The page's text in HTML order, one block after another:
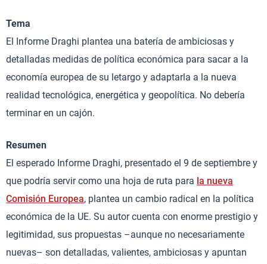
Tema
El Informe Draghi plantea una batería de ambiciosas y
detalladas medidas de política económica para sacar a la
economía europea de su letargo y adaptarla a la nueva
realidad tecnológica, energética y geopolítica. No debería
terminar en un cajón.
Resumen
El esperado Informe Draghi, presentado el 9 de septiembre y
que podría servir como una hoja de ruta para la nueva
Comisión Europea, plantea un cambio radical en la política
económica de la UE. Su autor cuenta con enorme prestigio y
legitimidad, sus propuestas –aunque no necesariamente
nuevas– son detalladas, valientes, ambiciosas y apuntan